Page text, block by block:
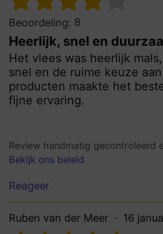
Beoordeling: 8
Heerlijk, snel en
Het vlees was heerlijk
snel en de ruime keuze
producten maakte het
fijne ervaring.
Review handmatig gecontroleerd
Bekijk ons beleid
Reageer
Ruben van der Meer 16